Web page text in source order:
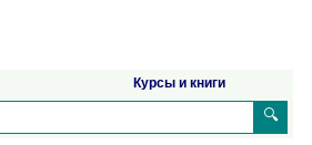
Курсы и книги
🔍